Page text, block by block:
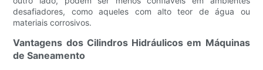
desafiadores, como aqueles com alto teor de água ou
materiais corrosivos.
Vantagens dos Cilindros Hidráulicos em Máquinas
de Saneamento